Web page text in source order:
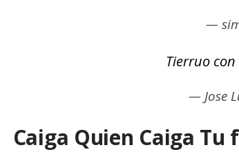
—
Tierruo
— Jose
Caiga Quien Caiga Tu